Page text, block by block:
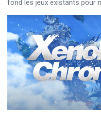
fond les jeux existants pour